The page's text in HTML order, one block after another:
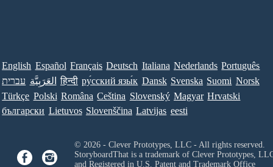
English Español Français Deutsch Italiana Nederlands Português
עברית العَرَبِيَّة हिन्दी ру́сский язы́к Dansk Svenska Suomi Norsk
Türkçe Polski Româna Ceština Slovenský Magyar Hrvatski
български Lietuvos Slovenščina Latvijas eesti
© 2026 - Clever Prototypes, LLC - All rights reserved.
StoryboardThat is a trademark of Clever Prototypes,
and Registered in U.S. Patent and Trademark Office